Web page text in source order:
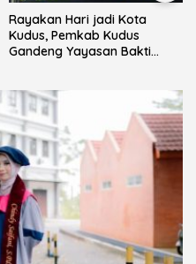
Rayakan Hari jadi Kota
Kudus, Pemkab Kudus
Gandeng Yayasan Bakti